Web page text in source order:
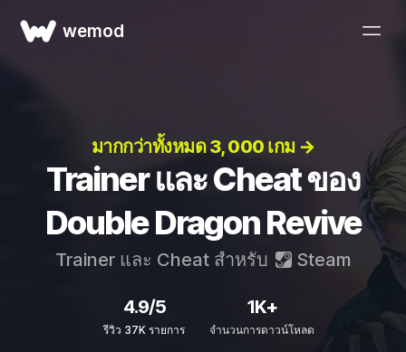
wemod
มากกว่าทั้งหมด 3, 000 เกม →
Trainer และ Cheat ของ
Double Dragon Revive
Trainer และ Cheat สำหรับ Steam
4.9/5
รีวิว 37K รายการ
1K+
จำนวนการดาวน์โหลด